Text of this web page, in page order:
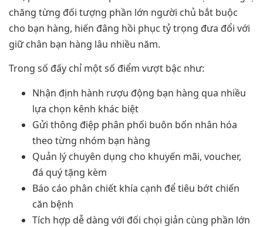
chăng từng đối tượng phần lớn người chủ bắt buộc
cho bạn hàng, hiến đâng hồi phục tỷ trọng đưa đổi với
giữ chân bạn hàng lâu nhiều năm.
Trong số đấy chỉ một số điểm vượt bậc như:
Nhận định hành rượu động bạn hàng qua nhiều
lựa chọn kênh khác biệt
Gửi thông điệp phân phối buôn bốn nhân hóa
theo từng nhóm bạn hàng
Quản lý chuyên dụng cho khuyến mãi, voucher,
đá quý tặng kèm
Báo cáo phân chiết khía cạnh để tiêu bớt chiến
căn bệnh
Tích hợp dễ dàng với đối chọi giản cùng phần lớn